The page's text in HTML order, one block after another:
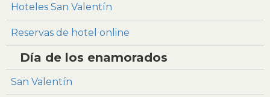
Hoteles San Valentín
Reservas de hotel online
Día de los enamorados
San Valentín